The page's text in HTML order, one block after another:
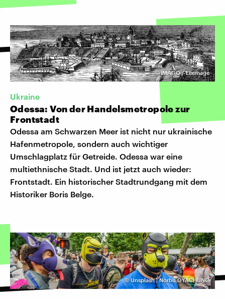
©IMAGO / Leemage
Ukraine
Odessa: Von der Handelsmetropole zur
Frontstadt
Odessa am Schwarzen Meer ist nicht nur ukrainische
Hafenmetropole, sondern auch wichtiger
Umschlagplatz für Getreide. Odessa war eine
multiethnische Stadt. Und ist jetzt auch wieder:
Frontstadt. Ein historischer Stadtrundgang mit dem
Historiker Boris Belge.
©Unsplash | Norbu GYACHUNG